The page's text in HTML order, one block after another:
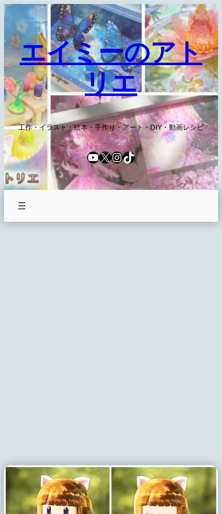
容
を
ス
キ
ッ
プ
エイミーのアト
リエ
工作・イラスト・絵本・手作り・アート・DIY・動画レシピ
YouTube
X Instagram
TikTok